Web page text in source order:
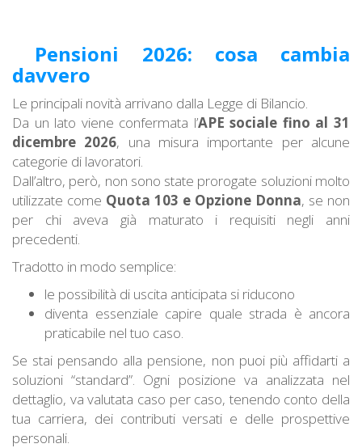
Pensioni 2026: cosa cambia
davvero
Le principali novità arrivano dalla Legge di Bilancio.
Da un lato viene confermata l’APE sociale fino al 31
dicembre 2026, una misura importante per alcune
categorie di lavoratori.
Dall’altro, però, non sono state prorogate soluzioni molto
utilizzate come Quota 103 e Opzione Donna, se non
per chi aveva già maturato i requisiti negli anni
precedenti.
Tradotto in modo semplice:
le possibilità di uscita anticipata si riducono
diventa essenziale capire quale strada è ancora
praticabile nel tuo caso.
Se stai pensando alla pensione, non puoi più affidarti a
soluzioni “standard”. Ogni posizione va analizzata nel
dettaglio, va valutata caso per caso, tenendo conto della
tua carriera, dei contributi versati e delle prospettive
personali.